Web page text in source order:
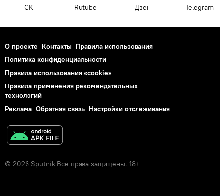
OK Rutube Дзен Telegram
О проекте Контакты Правила использования
Политика конфиденциальности
Правила использования «cookie»
Правила применения рекомендательных
технологий
Реклама Обратная связь Настройки отслеживания
© 2026 Sputnik Все права защищены. 18+